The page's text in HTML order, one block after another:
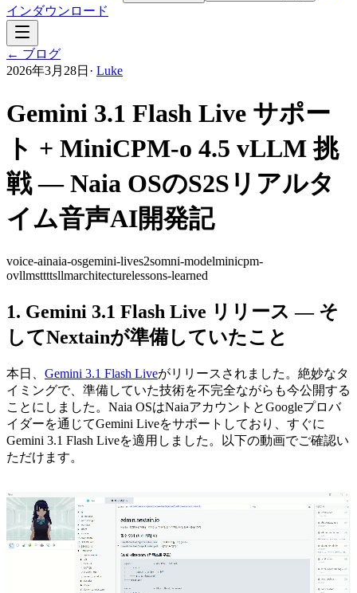
インダウンロード
← ブログ
2026年3月28日 · Luke
Gemini 3.1 Flash Live サポー
ト + MiniCPM-o 4.5 vLLM 挑
戦 — Naia OSのS2Sリアルタ
イム音声AI開発記
voice-ainaia-osgemini-lives2somni-modelminicpm-
ovllmsttttsllmarchitecturelessons-learned
Gemini 3.1 Flash Live リリース — そ
してNextainが準備していたこと
本日、 Gemini 3.1 Flash Liveがリリースされました。絶妙なタ
イミングで、準備していた技術を不完全ながらも今公開する
ことにしました。Naia OSはNaiaアカウントとGoogleプロバ
イダーを通じてGemini Liveをサポートしており、すぐに
Gemini 3.1 Flash Liveを適用しました。以下の動画でご確認い
ただけます。